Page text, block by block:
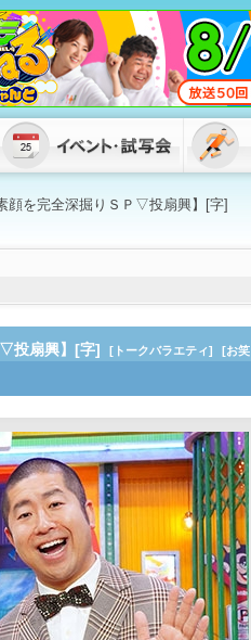
顔を完全深掘りＳＰ▽投扇興】[字]
▽投扇興】[字] [トークバラエティ]
[お笑